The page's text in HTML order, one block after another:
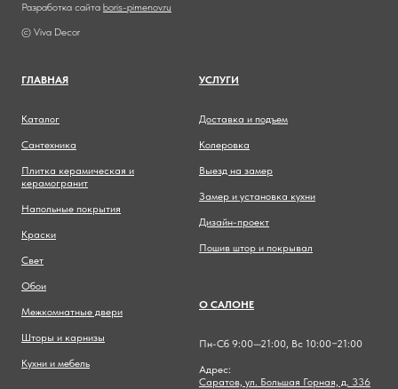
Разработка сайта boris-pimenov.ru
© Viva Decor
ГЛАВНАЯ
Каталог
Сантехника
Плитка керамическая и
керамогранит
Напольные покрытия
Краски
Свет
Обои
Межкомнатные двери
Шторы и карнизы
Кухни и мебель
УСЛУГИ
Доставка и подъем
Колеровка
Выезд на замер
Замер и установка кухни
Дизайн-проект
Пошив штор и покрывал
О САЛОНЕ
Пн-Сб 9:00—21:00, Вс 10:00−21:00
Адрес:
Саратов, ул. Большая Горная, д. 336